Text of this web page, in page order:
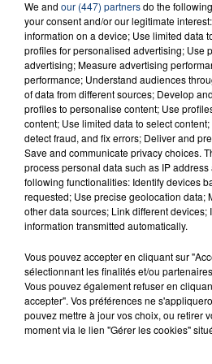
Mauvais
HELENA
FIL D'ACTU
We and our (447) partnersdo the
your consent and/or our legitimate
information on a device; Use limited data
profiles for personalised advertising; Use
advertising; Measure advertising
performance; Understand audiences
of data from different sources; Develop
profiles to personalise content; Use
content; Use limited data to select
detect fraud, and fix errors; Deliver and
Save and communicate privacy choices.
process personal data such as IP
following functionalities: Identify devices
requested; Use precise geolocation data;
other data sources; Link different devices;
information transmitted automatically.
Vous pouvez accepter en cliquant sur
sélectionnant les finalités et/ou
Vous pouvez également refuser en
accepter". Vos préférences ne
pouvez mettre à jour vos choix, ou retirer
moment via le lien "Gérer les cookies"